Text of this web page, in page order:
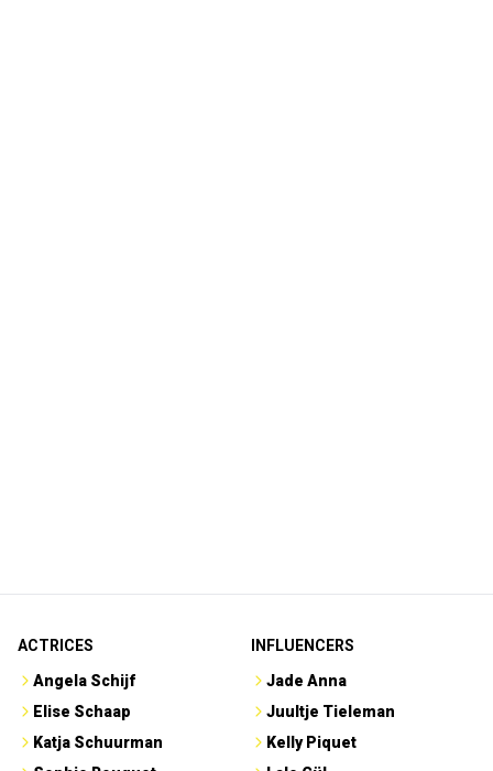
ACTRICES
Angela Schijf
Elise Schaap
Katja Schuurman
INFLUENCERS
Jade Anna
Juultje Tieleman
Kelly Piquet